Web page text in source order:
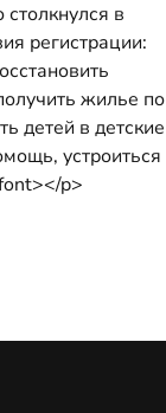
в
регистрации:
жилье по
детей в детские
устроиться
p>